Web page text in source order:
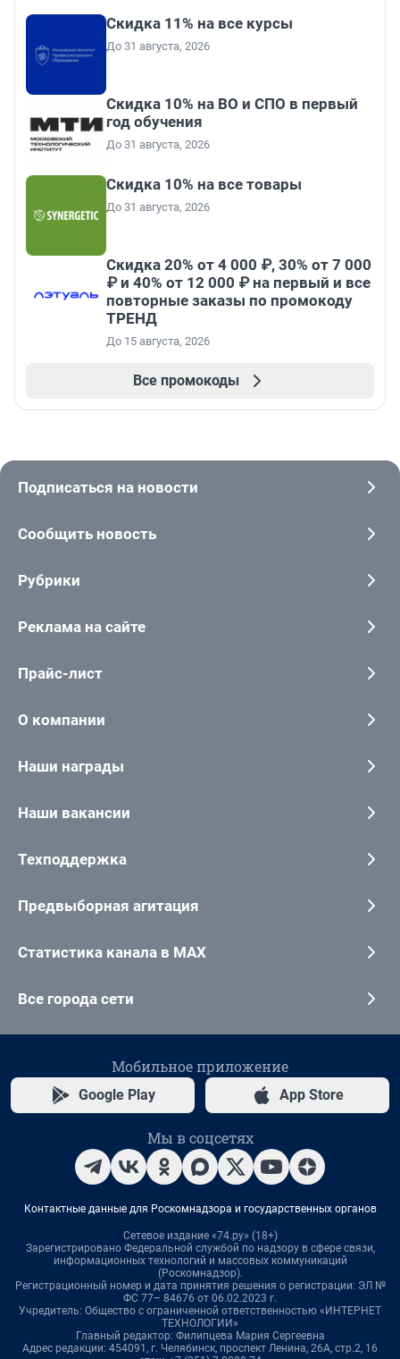
Скидка 11% на все курсы
До 31 августа, 2026
Скидка 10% на ВО и СПО в первый
год обучения
До 31 августа, 2026
Скидка 10% на все товары
До 31 августа, 2026
Скидка 20% от 4 000 ₽, 30% от 7 000
₽ и 40% от 12 000 ₽ на первый и все
повторные заказы по промокоду
ТРЕНД
До 15 августа, 2026
Все промокоды
Подписаться на новости
Сообщить новость
Рубрики
Реклама на сайте
Прайс-лист
О компании
Наши награды
Наши вакансии
Техподдержка
Предвыборная агитация
Статистика канала в MAX
Все города сети
Мобильное приложение
Google Play App Store
Мы в соцсетях
Контактные данные для Роскомнадзора и государственных органов
Сетевое издание «74.ру» (18+)
Зарегистрировано Федеральной службой по надзору в сфере связи,
информационных технологий и массовых коммуникаций
(Роскомнадзор).
Регистрационный номер и дата принятия решения о регистрации: ЭЛ №
ФС 77– 84676 от 06.02.2023 г.
Учредитель: Общество с ограниченной ответственностью «ИНТЕРНЕТ
ТЕХНОЛОГИИ»
Главный редактор: Филипцева Мария Сергеевна
Адрес редакции: 454091, г. Челябинск, проспект Ленина, 26А, стр.2, 16